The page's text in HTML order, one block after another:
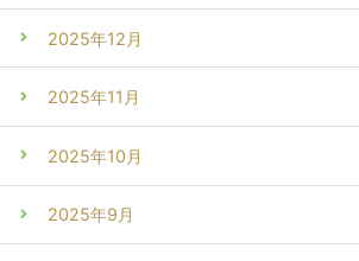
2025年12月
2025年11月
2025年10月
2025年9月